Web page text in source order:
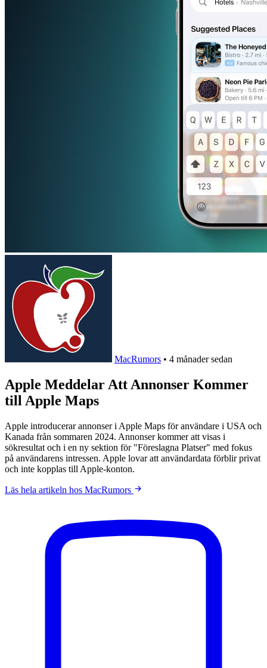
MacRumors • 4 månader sedan
Apple Meddelar Att Annonser Kommer
till Apple Maps
Apple introducerar annonser i Apple Maps för användare i USA och
Kanada från sommaren 2024. Annonser kommer att visas i
sökresultat och i en ny sektion för "Föreslagna Platser" med fokus
på användarens intressen. Apple lovar att användardata förblir privat
och inte kopplas till Apple-konton.
Läs hela artikeln hos MacRumors